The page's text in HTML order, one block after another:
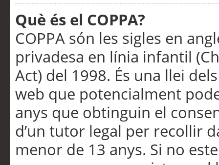
Què és el COPPA?
COPPA són les sigles en
privadesa en línia infantil
Act) del 1998. És una llei
web que potencialment
anys que obtinguin el
d’un tutor legal per recollir
menor de 13 anys. Si no